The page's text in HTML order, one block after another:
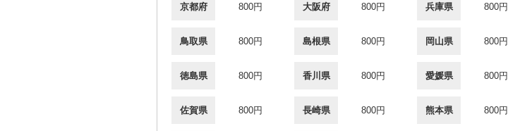
京都府 800円 大阪府 800円 兵庫県 800円
鳥取県 800円 島根県 800円 岡山県 800円
徳島県 800円 香川県 800円 愛媛県 800円
佐賀県 800円 長崎県 800円 熊本県 800円